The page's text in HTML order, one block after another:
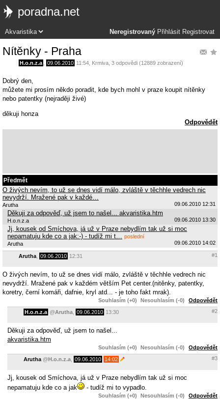
poradna.net
Neregistrovaný Přihlásit Registrovat
Nítěnky - Praha
H.o.n.z.a 09.06.2010 11:54 Krmiva , 3 odpovědi (12889 zobrazení)
Dobrý den,
můžete mi prosím někdo poradit, kde bych mohl v praze koupit nítěnky
nebo patentky (nejraději živé)
děkuji honza
Odpovědět
Předmět
O živých nevím, to už se dnes vidí málo, zvláště v těchhle vedrech nic
nevydrží. Mražené pak v každé…
Arutha 09.06.2010 12:31
Děkuji za odpověď, už jsem to našel... akvaristika.htm
H.o.n.z.a 09.06.2010 13:30
Jj, kousek od Smíchova, já už v Praze nebydlím tak už si moc
nepamatuju kde co a jak:-) - tudíž mi t…
poslední
Arutha
09.06.2010 14:02
Arutha 09.06.2010 12:31 #1
O živých nevím, to už se dnes vidí málo, zvláště v těchhle vedrech nic
nevydrží. Mražené pak v každém větším Pet center.(nitěnky, patentky,
koretry, černí komáři, dafnie, kryl atd... - je toho fakt mrak).
Souhlasím (+0) Nesouhlasím (-0) Odpovědět
H.o.n.z.a @Arutha 09.06.2010 13:30 #2
Děkuji za odpověď, už jsem to našel...
akvaristika.htm
Souhlasím (+0) Nesouhlasím (-0) Odpovědět
Arutha @H.o.n.z.a 09.06.2010 14:02 #3
Jj, kousek od Smíchova, já už v Praze nebydlím tak už si moc
nepamatuju kde co a jak
- tudíž mi to vypadlo.
Souhlasím (+0) Nesouhlasím (-0) Odpovědět